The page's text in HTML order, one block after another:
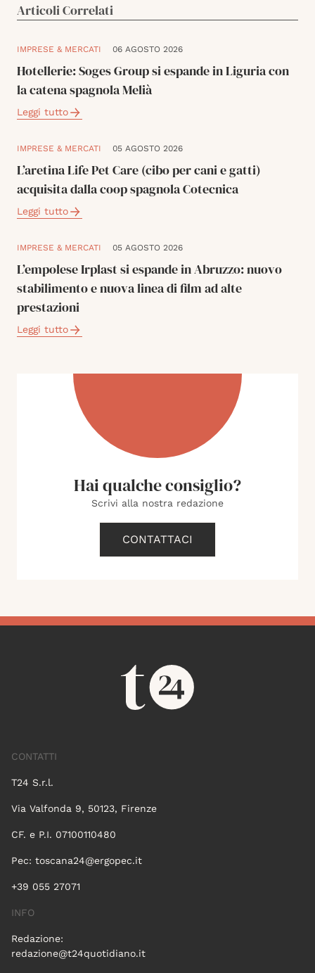
Articoli Correlati
IMPRESE & MERCATI 06 AGOSTO 2026
Hotellerie: Soges Group si espande in Liguria con
la catena spagnola Melià
Leggi tutto
IMPRESE & MERCATI 05 AGOSTO 2026
L’aretina Life Pet Care (cibo per cani e gatti)
acquisita dalla coop spagnola Cotecnica
Leggi tutto
IMPRESE & MERCATI 05 AGOSTO 2026
L’empolese Irplast si espande in Abruzzo: nuovo
stabilimento e nuova linea di film ad alte
prestazioni
Leggi tutto
Hai qualche consiglio?
Scrivi alla nostra redazione
CONTATTACI
CONTATTI
T24 S.r.l.
Via Valfonda 9, 50123, Firenze
CF. e P.I. 07100110480
Pec: toscana24@ergopec.it
+39 055 27071
INFO
Redazione:
redazione@t24quotidiano.it